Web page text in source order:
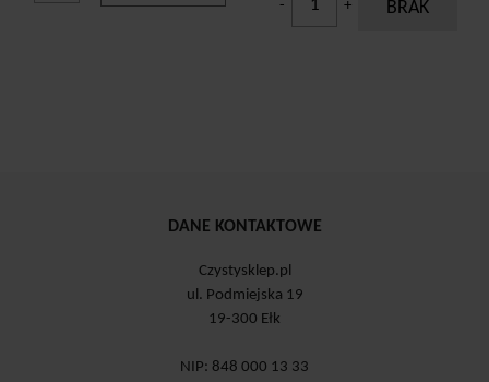
- + BRAK
DANE KONTAKTOWE
Czystysklep.pl
ul. Podmiejska 19
19-300 Ełk
NIP: 848 000 13 33